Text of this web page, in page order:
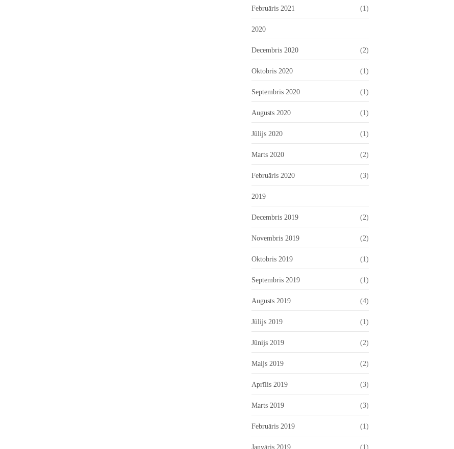
Februāris 2021 (1)
2020
Decembris 2020 (2)
Oktobris 2020 (1)
Septembris 2020 (1)
Augusts 2020 (1)
Jūlijs 2020 (1)
Marts 2020 (2)
Februāris 2020 (3)
2019
Decembris 2019 (2)
Novembris 2019 (2)
Oktobris 2019 (1)
Septembris 2019 (1)
Augusts 2019 (4)
Jūlijs 2019 (1)
Jūnijs 2019 (2)
Maijs 2019 (2)
Aprīlis 2019 (3)
Marts 2019 (3)
Februāris 2019 (1)
Janvāris 2019 (1)